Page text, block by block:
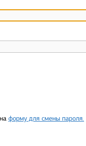
форму для смены пароля.